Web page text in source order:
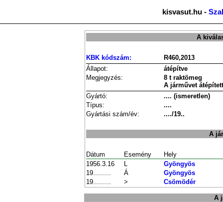
kisvasut.hu -
A
KBK kódszám:
R460,2013
Állapot:
átépítve
Megjegyzés:
8 t raktömeg
A járművet
Gyártó:
.... (ismeretlen)
Típus:
....
Gyártási szám/év:
..../19..
A
Dátum Esemény
Hely
1956.3.16
L
Gyöngyös
19.........
Á
Gyöngyös
19.........
> Csömödér
A